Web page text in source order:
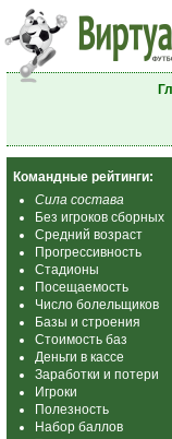
Командные рейтинги:
Сила состава
Без игроков сборных
Средний возраст
Прогрессивность
Стадионы
Посещаемость
Число болельщиков
Базы и строения
Стоимость баз
Деньги в кассе
Заработки и потери
Игроки
Полезность
Набор баллов